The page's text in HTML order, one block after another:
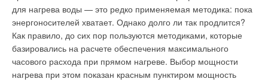
для нагрева воды — это редко применяемая методика: пока
энергоносителей хватает. Однако долго ли так продлится?
Как правило, до сих пор пользуются методиками, которые
базировались на расчете обеспечения максимального
часового расхода при прямом нагреве. Выбор мощности
нагрева при этом показан красным пунктиром мощность
отопительных котлов — Seasonal Efficiency of Domestic
Boilers in the UK), по выбросам оксидов азота NOX они
соответствуют классу 5.
BAXI
Михайлов В. Небалансы энергетики. — «Липецкая газета», 26
декабря 2008 г.
Олейников П. Кому выгодна поверка квартирных водосчетчиков. —
газета «Промышленные ведомости», №5–6/2008.
Читайте по теме: